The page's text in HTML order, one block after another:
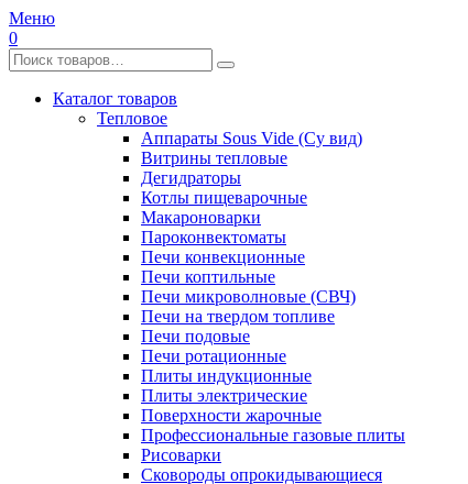
Меню
0
Каталог товаров
Тепловое
Аппараты Sous Vide (Су вид)
Витрины тепловые
Дегидраторы
Котлы пищеварочные
Макароноварки
Пароконвектоматы
Печи конвекционные
Печи коптильные
Печи микроволновые (СВЧ)
Печи на твердом топливе
Печи подовые
Печи ротационные
Плиты индукционные
Плиты электрические
Поверхности жарочные
Профессиональные газовые плиты
Рисоварки
Сковороды опрокидывающиеся